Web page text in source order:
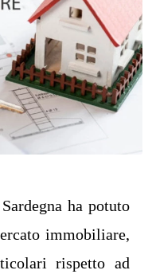
ha potuto
immobiliare,
rispetto ad